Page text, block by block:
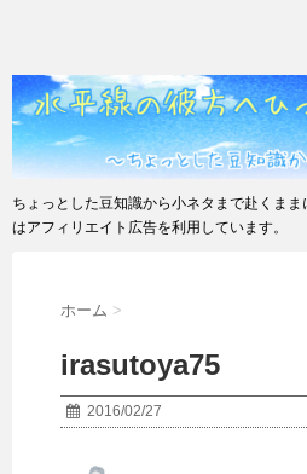
ちょっとした豆知識から小ネタまで赴くま
はアフィリエイト広告を利用しています。
ホーム >
irasutoya75
2016/02/27